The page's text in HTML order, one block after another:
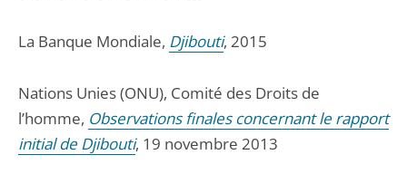
La Banque Mondiale, Djibouti, 2015
Nations Unies (ONU), Comité des Droits de
l’homme, Observations finales concernant le rapport
initial de Djibouti, 19 novembre 2013